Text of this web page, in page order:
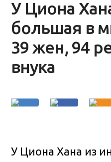
У Циона
большая в
39 жен, 94
внука
У Циона Хана из